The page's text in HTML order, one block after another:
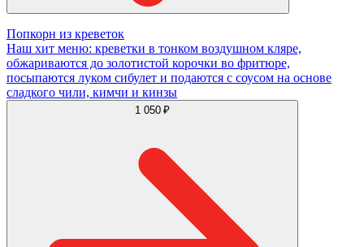
Попкорн из креветок
Наш хит меню: креветки в тонком воздушном кляре,
обжариваются до золотистой корочки во фритюре,
посыпаются луком сибулет и подаются с соусом на основе
сладкого чили, кимчи и кинзы
1 050 ₽